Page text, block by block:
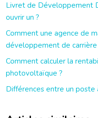
Livret de Développement
ouvrir un ?
Comment une agence de
développement de
Comment calculer la
photovoltaïque ?
Différences entre un